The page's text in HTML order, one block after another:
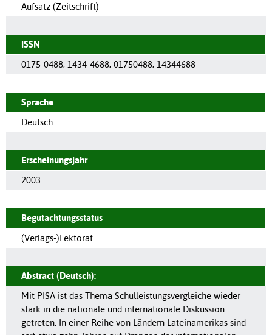
Aufsatz (Zeitschrift)
ISSN
0175-0488; 1434-4688; 01750488; 14344688
Sprache
Deutsch
Erscheinungsjahr
2003
Begutachtungsstatus
(Verlags-)Lektorat
Abstract (Deutsch):
Mit PISA ist das Thema Schulleistungsvergleiche wieder
stark in die nationale und internationale Diskussion
getreten. In einer Reihe von Ländern Lateinamerikas sind